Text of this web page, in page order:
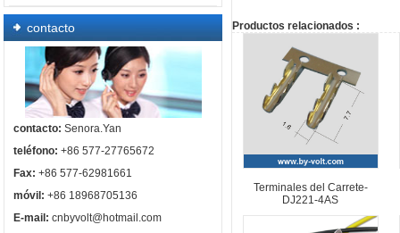
contacto
contacto: Senora.Yan
teléfono: +86 577-27765672
Fax: +86 577-62981661
móvil: +86 18968705136
E-mail: cnbyvolt@hotmail.com
Productos relacionados :
Terminales del Carrete-
DJ221-4AS